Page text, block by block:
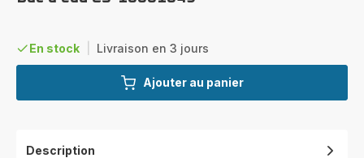
En stock Livraison en 3 jours
Ajouter au panier
Description